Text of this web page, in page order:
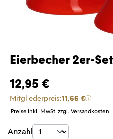
Eierbecher 2er-
12,95 €
Mitgliederpreis:11,66 €
Preise inkl. MwSt. zzgl. Versandkosten
Produkt Anzahl:
Anzahl